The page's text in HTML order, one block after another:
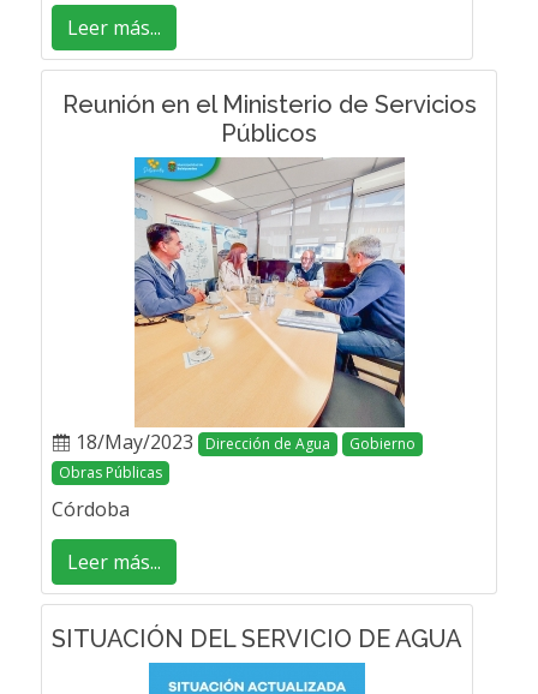
Leer más...
Reunión en el Ministerio de Servicios
Públicos
18/May/2023 Dirección de Agua
Gobierno
Obras Públicas
Córdoba
Leer más...
SITUACIÓN DEL SERVICIO DE AGUA